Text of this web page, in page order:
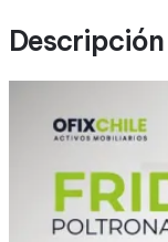
Descripción